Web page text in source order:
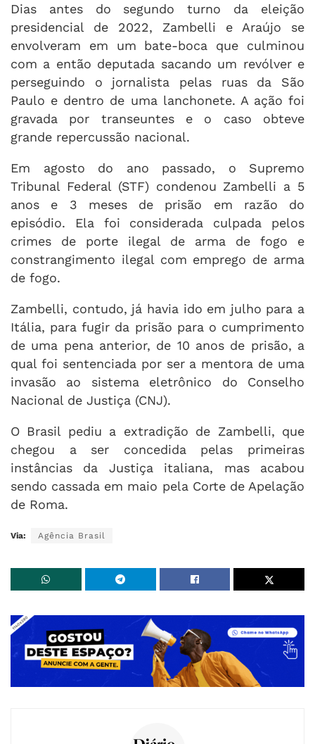
Dias antes do segundo turno da eleição
presidencial de 2022, Zambelli e Araújo se
envolveram em um bate-boca que culminou
com a então deputada sacando um revólver e
perseguindo o jornalista pelas ruas da São
Paulo e dentro de uma lanchonete. A ação foi
gravada por transeuntes e o caso obteve
grande repercussão nacional.
Em agosto do ano passado, o Supremo
Tribunal Federal (STF) condenou Zambelli a 5
anos e 3 meses de prisão em razão do
episódio. Ela foi considerada culpada pelos
crimes de porte ilegal de arma de fogo e
constrangimento ilegal com emprego de arma
de fogo.
Zambelli, contudo, já havia ido em julho para a
Itália, para fugir da prisão para o cumprimento
de uma pena anterior, de 10 anos de prisão, a
qual foi sentenciada por ser a mentora de uma
invasão ao sistema eletrônico do Conselho
Nacional de Justiça (CNJ).
O Brasil pediu a extradição de Zambelli, que
chegou a ser concedida pelas primeiras
instâncias da Justiça italiana, mas acabou
sendo cassada em maio pela Corte de Apelação
de Roma.
Via: Agência Brasil